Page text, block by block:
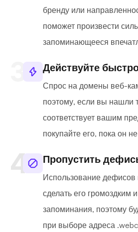
бренду или
поможет произвести
запоминающееся
Действуйте
Спрос на домены веб-
поэтому, если вы нашли
соответствует вашим
покупайте его, пока он
Пропустить
Использование
сделать его громоздким
запоминания, поэтому
при выборе адреса